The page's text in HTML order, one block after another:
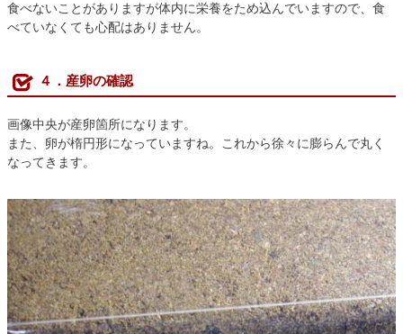
食べないことがありますが体内に栄養をため込んでいますので、食
べていなくても心配はありません。
４．産卵の確認
画像中央が産卵箇所になります。
また、卵が楕円形になっていますね。これから徐々に膨らんで丸く
なってきます。